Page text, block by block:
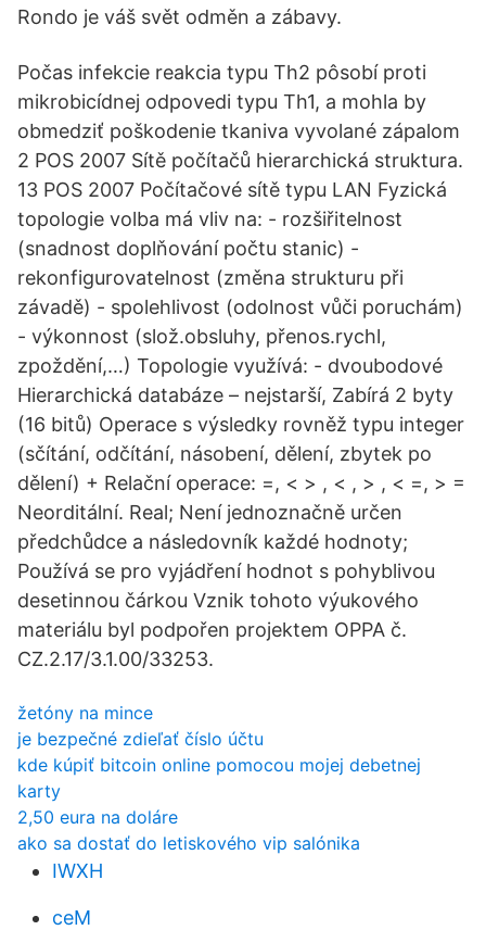
Rondo je váš svět odměn a zábavy.
Počas infekcie reakcia typu Th2 pôsobí proti
mikrobicídnej odpovedi typu Th1, a mohla by
obmedziť poškodenie tkaniva vyvolané zápalom
2 POS 2007 Sítě počítačů hierarchická struktura.
13 POS 2007 Počítačové sítě typu LAN Fyzická
topologie volba má vliv na: - rozšiřitelnost
(snadnost doplňování počtu stanic) -
rekonfigurovatelnost (změna strukturu při
závadě) - spolehlivost (odolnost vůči poruchám)
- výkonnost (slož.obsluhy, přenos.rychl,
zpoždění,…) Topologie využívá: - dvoubodové
Hierarchická databáze – nejstarší, Zabírá 2 byty
(16 bitů) Operace s výsledky rovněž typu integer
(sčítání, odčítání, násobení, dělení, zbytek po
dělení) + Relační operace: =, < > , < , > , < =, > =
Neorditální. Real; Není jednoznačně určen
předchůdce a následovník každé hodnoty;
Používá se pro vyjádření hodnot s pohyblivou
desetinnou čárkou Vznik tohoto výukového
materiálu byl podpořen projektem OPPA č.
CZ.2.17/3.1.00/33253.
žetóny na mince
je bezpečné zdieľať číslo účtu
kde kúpiť bitcoin online pomocou mojej debetnej
karty
2,50 eura na doláre
ako sa dostať do letiskového vip salónika
IWXH
ceM